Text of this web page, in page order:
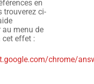
en
trouverez ci-
au menu de
cet effet :
chrome/